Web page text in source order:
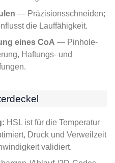
— Präzisionsschneiden;
die Lauffähigkeit.
eines CoA — Pinhole-
Haftungs- und
HSL ist für die Temperatur
Druck und Verweilzeit
validiert.